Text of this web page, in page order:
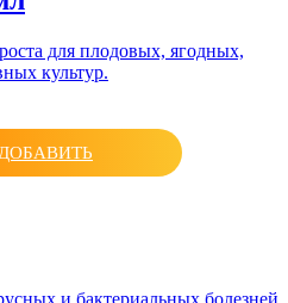
для плодовых, ягодных,
культур.
ДОБАВИТЬ
и бактериальных болезней